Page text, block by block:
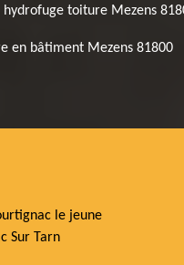
hydrofuge toiture Mezens
en bâtiment Mezens 81800
le jeune
Sur Tarn